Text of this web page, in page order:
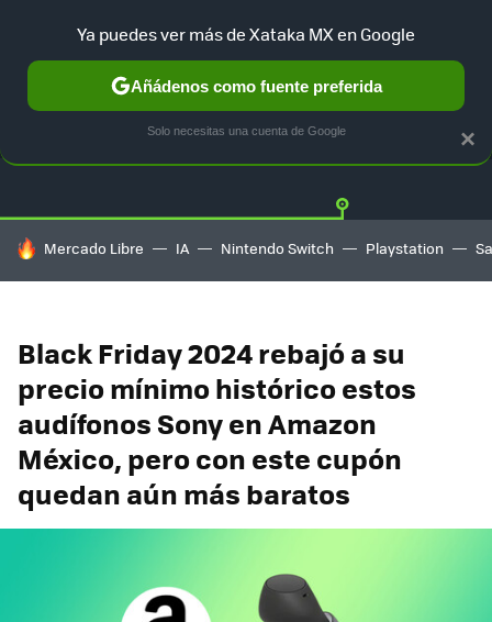
GUÍA DE COMPRAS MERCADO LIBRE
HOY SE HABLA DE
Mercado Libre IA Nintendo Switch Playstation
Black Friday 2024 rebajó a su
precio mínimo histórico estos
audífonos Sony en Amazon
México, pero con este cupón
quedan aún más baratos
×
Ya puedes ver más de Xataka MX en Google
Añádenos como fuente preferida
Solo necesitas una cuenta de Google